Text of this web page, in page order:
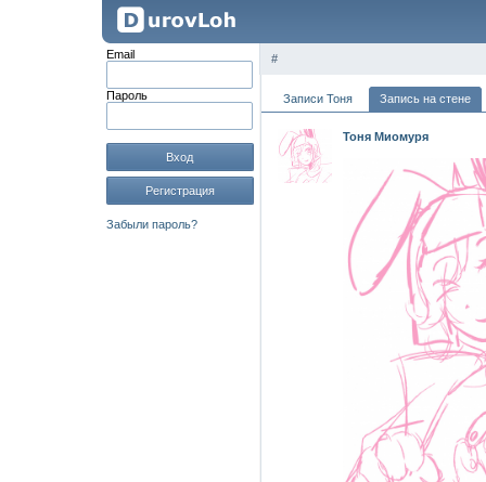
Email
Пароль
Вход
Регистрация
Забыли пароль?
#
Записи Тоня Запись на стене
Тоня Миомуря